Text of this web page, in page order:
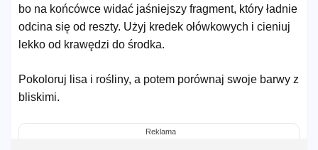
bo na końcówce widać jaśniejszy fragment, który ładnie
odcina się od reszty. Użyj kredek ołówkowych i cieniuj
lekko od krawędzi do środka.
Pokoloruj lisa i rośliny, a potem porównaj swoje barwy z
bliskimi.
Reklama